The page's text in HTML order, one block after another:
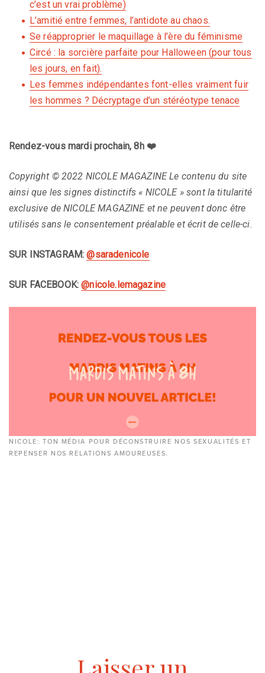
c’est un vrai problème)
L’amitié entre femmes, l’antidote au chaos.
Se réapproprier le maquillage à l’ère du féminisme
Circé : la sorcière parfaite pour Halloween (pour tous
les jours, en fait).
Les femmes indépendantes font-elles vraiment fuir
les hommes ? Décryptage d’un stéréotype tenace
Rendez-vous mardi prochain, 8h ❤️
Copyright © 2022 NICOLE MAGAZINE Le contenu du site
ainsi que les signes distinctifs « NICOLE » sont la titularité
exclusive de NICOLE MAGAZINE et ne peuvent donc être
utilisés sans le consentement préalable et écrit de celle-ci.
SUR INSTAGRAM:@saradenicole
SUR FACEBOOK:@nicole.lemagazine
NICOLE: TON MÉDIA POUR DÉCONSTRUIRE NOS SEXUALITÉS ET
REPENSER NOS RELATIONS AMOUREUSES.